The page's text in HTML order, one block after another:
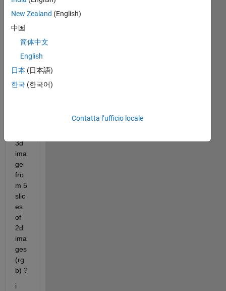
meno
recenti
hi,
w
3d
ima
ge
fro
m 5
slic
es
of
2d
ima
ges
(rg
b) ?
i
New Zealand (English)
中国
简体中文
English
日本 (日本語)
한국 (한국어)
Contatta l’ufficio locale